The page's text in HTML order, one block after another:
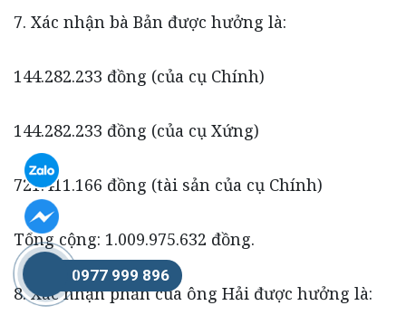
7. Xác nhận bà Bản được hưởng là:
144.282.233 đồng (của cụ Chính)
144.282.233 đồng (của cụ Xứng)
721.411.166 đồng (tài sản của cụ Chính)
Tổng cộng: 1.009.975.632 đồng.
8. Xác nhận phần của ông Hải được hưởng là:
0977 999 896